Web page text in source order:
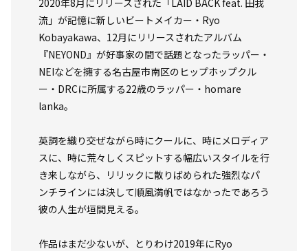
流」が記憶に新しいビートメイカー・Ryo
Kobayakawa、12月にリリースされたアルバム
『NEYOND』が好事家の間で話題となったラッパー・
NEIなどを擁する名古屋市南区のヒップホップクル
ー・DRCに所属する22歳のラッパー・homare
lanka。
英詞を織り交ぜながら時にクールに、時にメロディア
スに、時に荒々しくスピットする幅広いスタイルを行
き来しながら、リリックに散りばめられた強烈なパ
ンチラインには決して順風満帆ではなかったであろう
彼の人生が垣間見える。
作品はまだ少ないが、とりわけ2019年にRyo